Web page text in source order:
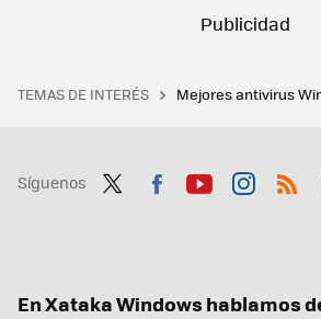
TEMAS DE INTERÉS Mejores antivirus
Síguenos
En Xataka Windows hablamos